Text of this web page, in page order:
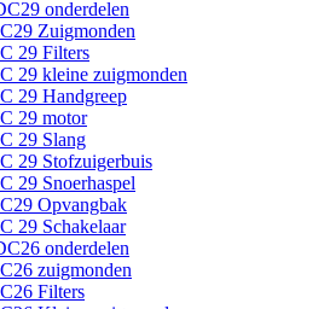
onderdelen
Zuigmonden
29 Filters
29 kleine zuigmonden
29 Handgreep
29 motor
29 Slang
29 Stofzuigerbuis
29 Snoerhaspel
Opvangbak
29 Schakelaar
onderdelen
zuigmonden
Filters